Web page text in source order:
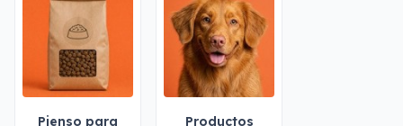
Pienso para
Productos